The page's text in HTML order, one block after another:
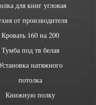
для книг угловая
от производителя
Кровать 160 на 200
Тумба под тв белая
натяжного
потолка
Книжную полку